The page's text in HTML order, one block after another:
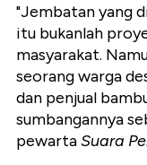
"Jembatan yang
itu bukanlah
masyarakat.
seorang warga
dan penjual
sumbangannya
pewartaSuara